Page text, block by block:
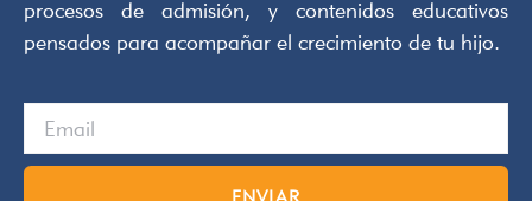
procesos de admisión, y contenidos educativos
pensados para acompañar el crecimiento de tu hijo.